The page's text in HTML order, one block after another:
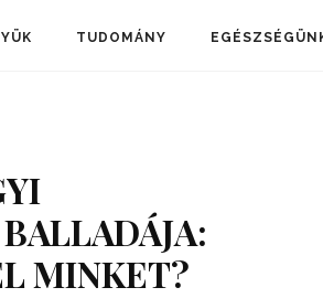
TUDOMÁNY
MINKET?